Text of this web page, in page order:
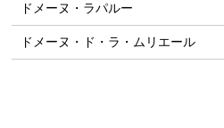
ドメーヌ・ラパルー
ドメーヌ・ド・ラ・ムリエール